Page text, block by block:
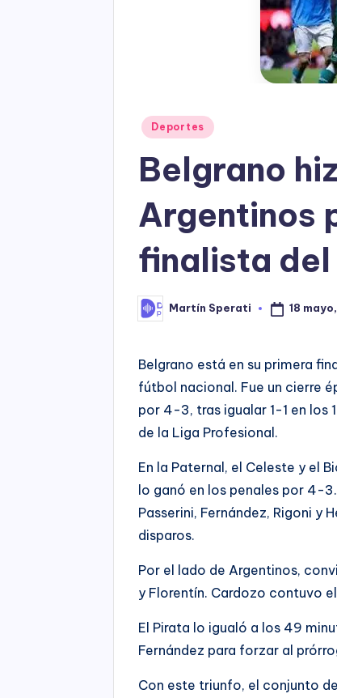
Posted
Deportes
Belgrano
Argentinos
finalista
Posted
by
Martín Sperati 18
Belgrano está en su primera
fútbol nacional. Fue un cierre
por 4-3, tras igualar 1-1 en los
de la Liga Profesional.
En la Paternal, el Celeste y el
lo ganó en los penales por 4-
Passerini, Fernández, Rigoni y
disparos.
Por el lado de Argentinos,
y Florentín. Cardozo contuvo
El Pirata lo igualó a los 49
Fernández para forzar al
Con este triunfo, el conjunto